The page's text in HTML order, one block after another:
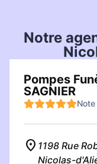
Notre
Pompes
SAGNIER
1198 Rue
Nicolas-